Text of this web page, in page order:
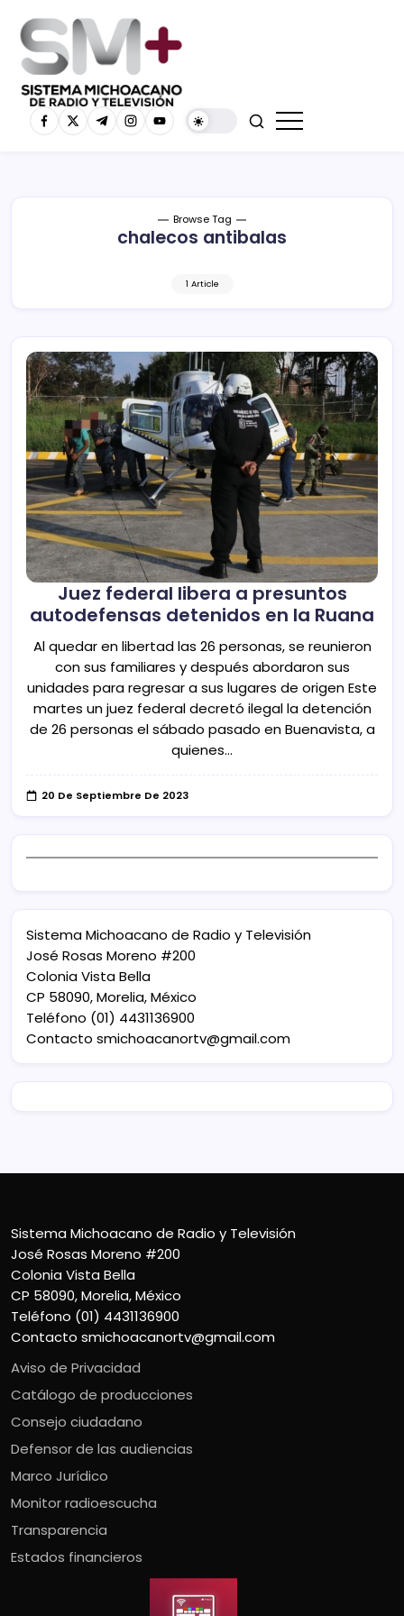
Browse Tag
chalecos antibalas
1 Article
Juez federal libera a presuntos
autodefensas detenidos en la Ruana
Al quedar en libertad las 26 personas, se reunieron
con sus familiares y después abordaron sus
unidades para regresar a sus lugares de origen Este
martes un juez federal decretó ilegal la detención
de 26 personas el sábado pasado en Buenavista, a
quienes…
20 De Septiembre De 2023
Sistema Michoacano de Radio y Televisión
José Rosas Moreno #200
Colonia Vista Bella
CP 58090, Morelia, México
Teléfono (01) 4431136900
Contacto smichoacanortv@gmail.com
Sistema Michoacano de Radio y Televisión
José Rosas Moreno #200
Colonia Vista Bella
CP 58090, Morelia, México
Teléfono (01) 4431136900
Contacto smichoacanortv@gmail.com
Aviso de Privacidad
Catálogo de producciones
Consejo ciudadano
Defensor de las audiencias
Marco Jurídico
Monitor radioescucha
Transparencia
Estados financieros